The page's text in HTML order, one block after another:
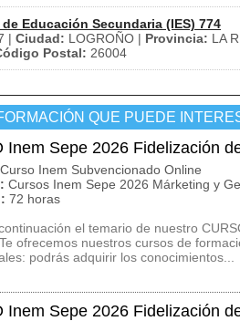
Educación Secundaria (IES) 774
| Ciudad: LOGROÑO | Provincia: LA
Postal: 26004
QUE PUEDE
Inem Sepe 2026 Fidelización
Curso Inem Subvencionado Online
Cursos Inem Sepe 2026 Márketing y
72 horas
el temario de nuestro
ofrecemos nuestros cursos de
podrás adquirir los conocimientos...
Inem Sepe 2026 Fidelización